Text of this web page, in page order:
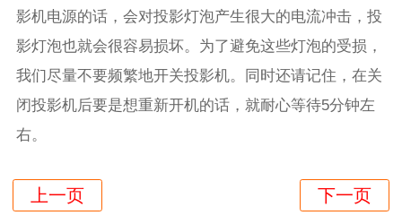
影机电源的话，会对投影灯泡产生很大的电流冲击，投
影灯泡也就会很容易损坏。为了避免这些灯泡的受损，
我们尽量不要频繁地开关投影机。同时还请记住，在关
闭投影机后要是想重新开机的话，就耐心等待5分钟左
右。